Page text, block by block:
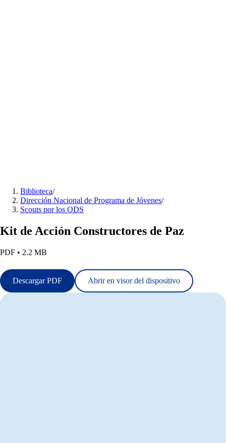
Biblioteca/
Dirección Nacional de Programa de Jóvenes/
Scouts por los ODS
Kit de Acción Constructores de Paz
PDF • 2.2 MB
Descargar PDF Abrir en visor del dispositivo